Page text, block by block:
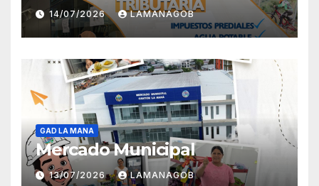
14/07/2026 LAMANAGOB
GAD LA MANA
Mercado Municipal
13/07/2026 LAMANAGOB